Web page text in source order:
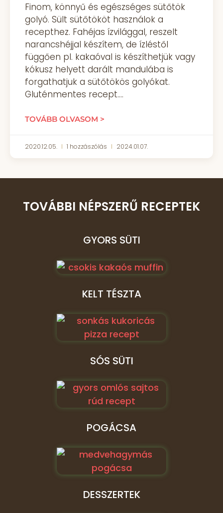
Finom, könnyű és egészséges sütőtök
golyó. Sült sütőtököt használok a
recepthez. Fahéjas ízvilággal, reszelt
narancshéjjal készítem, de ízléstől
függően pl. kakaóval is készíthetjük vagy
kókusz helyett darált mandulába is
forgathatjuk a sütőtökös golyókat.
Gluténmentes recept.
TOVÁBB OLVASOM >
2020.12.05. 1 hozzászólás 2024.01.07.
TOVÁBBI NÉPSZERŰ RECEPTEK
GYORS SÜTI
KELT TÉSZTA
SÓS SÜTI
POGÁCSA
DESSZERTEK